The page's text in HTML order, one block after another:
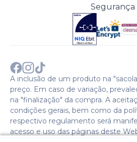
Política de Privacidade
Comprar com CNPJ?
Sobre a COTY no mundo
Cenoura & Bronze
Segurança
A inclusão de um produto na
preço. Em caso de variação,
na "finalização" da compra. A
condições gerais, bem como da
respectivo regulamento será
acesso e uso das páginas deste